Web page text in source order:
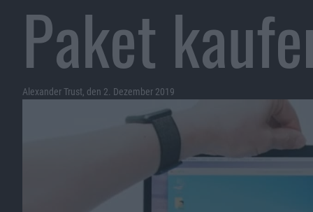
Paket
Alexander Trust, den 2. Dezember 2019